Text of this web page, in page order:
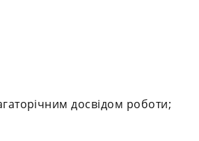
досвідом роботи;